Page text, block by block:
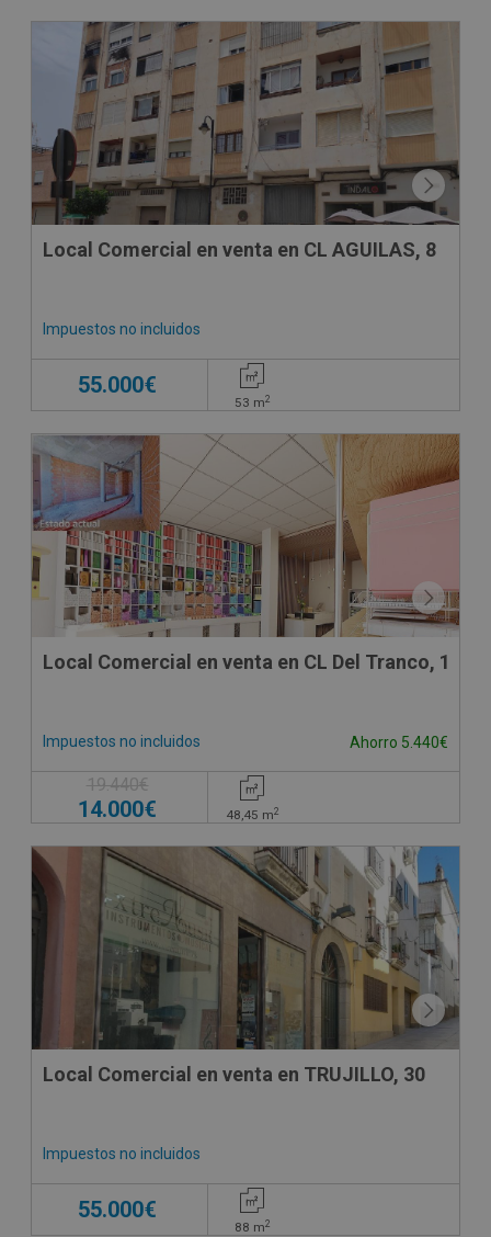
CONDICIONES ESPECIALES
Local Comercial en venta en CL AGUILAS, 8
Impuestos no incluidos
55.000€
53 m2
Local Comercial en venta en CL Del Tranco, 1
Impuestos no incluidos Ahorro 5.440€
19.440€
14.000€ 48,45 m2
CONDICIONES ESPECIALES
Local Comercial en venta en TRUJILLO, 30
Impuestos no incluidos
55.000€
88 m2